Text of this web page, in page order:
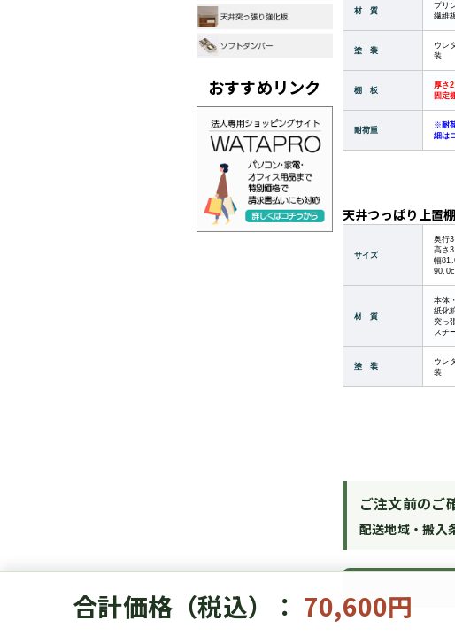
おすすめリンク
材 質
プリ
繊維
塗 装
ウレ
装
棚 板
厚さ
固定
耐荷重
※耐
細は
天井つっぱり上置棚
サイズ
奥行
高さ
幅
材 質
本体
紙化
突っ
スチ
塗 装
ウレ
装
合計価格（税込）： 70,600円
ご注文前のご
配送地域・搬入